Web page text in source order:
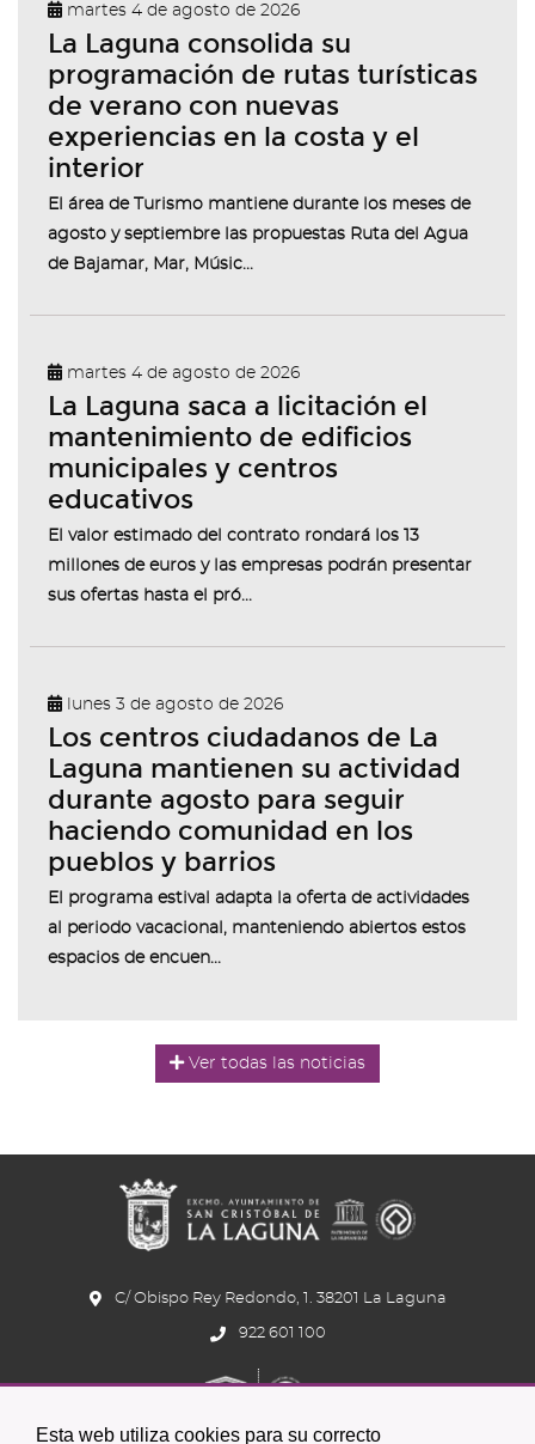
Esta web utiliza cookies para su correcto
martes 4 de agosto de 2026
La Laguna consolida su
programación de rutas turísticas
de verano con nuevas
experiencias en la costa y el
interior
El área de Turismo mantiene durante los meses de
agosto y septiembre las propuestas Ruta del Agua
de Bajamar, Mar, Músic...
martes 4 de agosto de 2026
La Laguna saca a licitación el
mantenimiento de edificios
municipales y centros
educativos
El valor estimado del contrato rondará los 13
millones de euros y las empresas podrán presentar
sus ofertas hasta el pró...
lunes 3 de agosto de 2026
Los centros ciudadanos de La
Laguna mantienen su actividad
durante agosto para seguir
haciendo comunidad en los
pueblos y barrios
El programa estival adapta la oferta de actividades
al periodo vacacional, manteniendo abiertos estos
espacios de encuen...
Ver todas las noticias
C/ Obispo Rey Redondo, 1. 38201 La Laguna
922 601 100